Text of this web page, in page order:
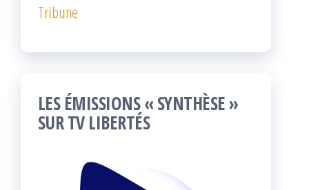
Tribune
LES ÉMISSIONS « SYNTHÈSE »
SUR TV LIBERTÉS